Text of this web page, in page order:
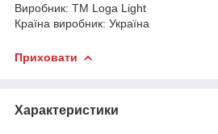
Виробник: ТМ Loga Light
Країна виробник: Україна
Приховати
Характеристики